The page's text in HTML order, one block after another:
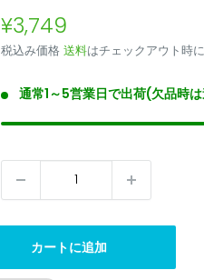
販
売
価
格
¥3,749
税込み価格送料はチェックアウト時
通常1～5営業日で出荷(欠品時
カートに追加